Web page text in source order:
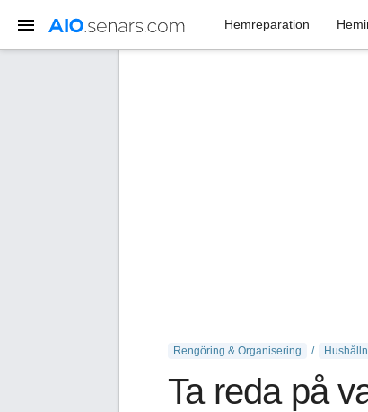
Hemreparation
Rengöring & Organisering
Ta reda på